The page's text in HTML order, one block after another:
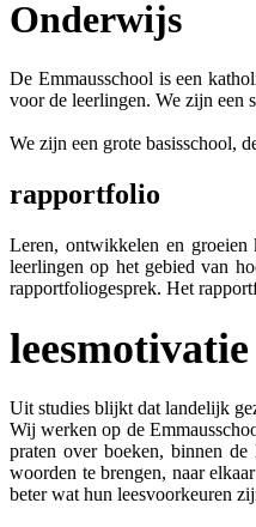
Onderwijs
De Emmausschool is een
voor de leerlingen. We zijn een
We zijn een grote basisschool,
rapportfolio
Leren, ontwikkelen en groeien
leerlingen op het gebied van
rapportfoliogesprek. Het
leesmotivatie
Uit studies blijkt dat landelijk
Wij werken op de
praten over boeken, binnen
woorden te brengen, naar
beter wat hun leesvoorkeuren